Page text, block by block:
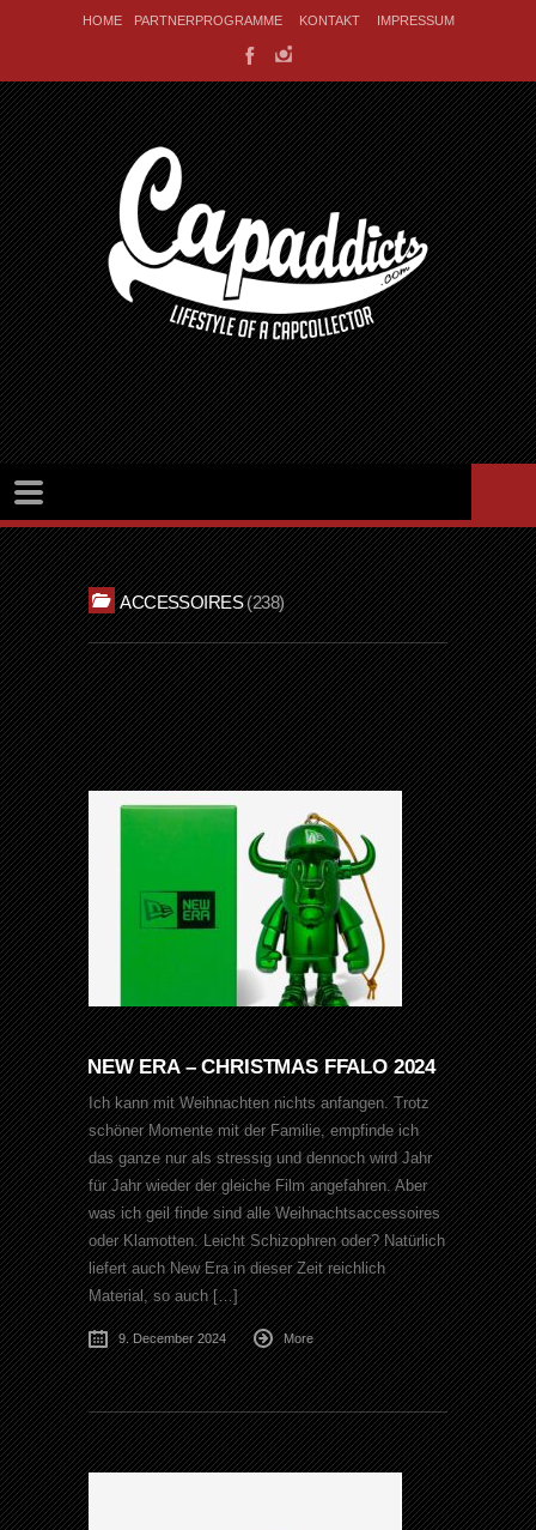
HOME PARTNERPROGRAMME KONTAKT IMPRESSUM
ACCESSOIRES 238
NEW ERA – CHRISTMAS FFALO 2024
Ich kann mit Weihnachten nichts anfangen. Trotz
schöner Momente mit der Familie, empfinde ich
das ganze nur als stressig und dennoch wird Jahr
für Jahr wieder der gleiche Film angefahren. Aber
was ich geil finde sind alle Weihnachtsaccessoires
oder Klamotten. Leicht Schizophren oder? Natürlich
liefert auch New Era in dieser Zeit reichlich
Material, so auch […]
9. December 2024 More